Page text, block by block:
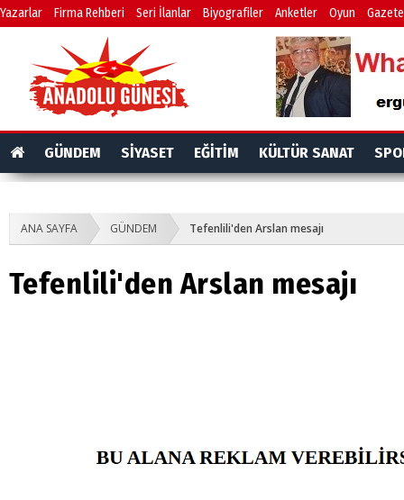
Yazarlar Firma Rehberi Seri İlanlar Biyografiler Anketler Oyun
GÜNDEM SİYASET EĞİTİM KÜLTÜR SANAT
ANA SAYFA GÜNDEM Tefenlili'den Arslan mesajı
Tefenlili'den Arslan mesajı